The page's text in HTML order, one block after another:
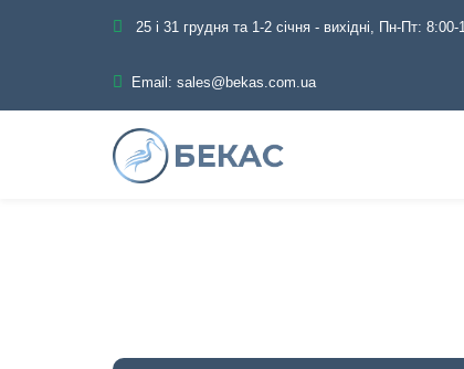
25 і 31 грудня та 1-2 січня - вихідні, Пн-Пт: 8:00-
Email: sales@bekas.com.ua